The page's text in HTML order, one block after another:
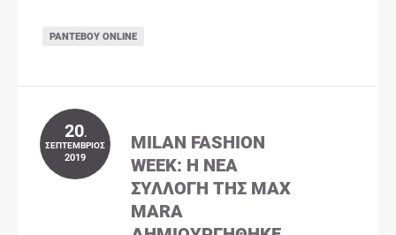
ΡΑΝΤΕΒΟΎ ONLINE
20.
ΣΕΠΤΈΜΒΡΙΟΣ
2019
MILAN FASHION
WEEK: Η ΝΈΑ
ΣΥΛΛΟΓΉ ΤΗΣ MAX
MARA